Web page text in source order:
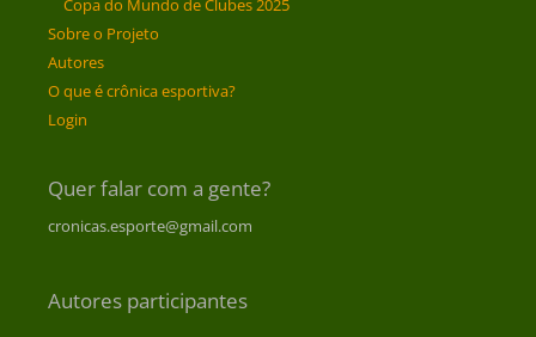
Copa do Mundo de Clubes 2025
Sobre o Projeto
Autores
O que é crônica esportiva?
Login
Quer falar com a gente?
cronicas.esporte@gmail.com
Autores participantes